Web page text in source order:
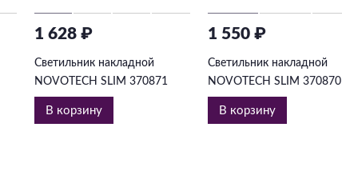
1 628 ₽
Светильник накладной
NOVOTECH SLIM 370871
В корзину
1 550 ₽
Светильник накладной
NOVOTECH SLIM 370870
В корзину